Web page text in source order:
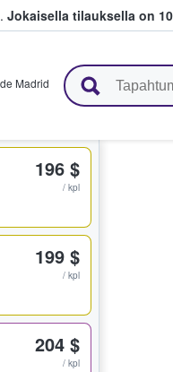
Jokaisella tilauksella on
Madrid
196 $
/ kpl
199 $
/ kpl
204 $
/ kpl